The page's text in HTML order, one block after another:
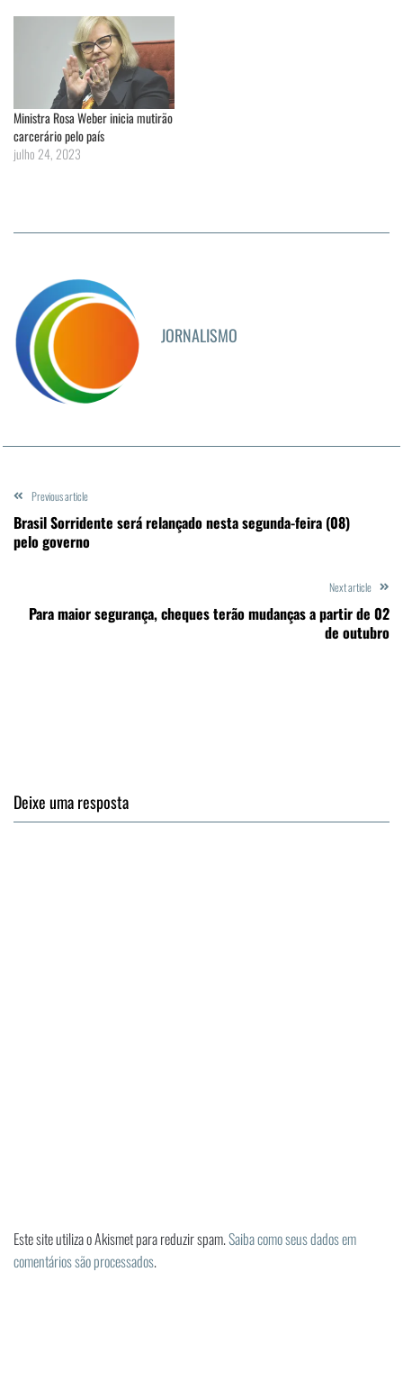
Ministra Rosa Weber inicia mutirão
carcerário pelo país
julho 24, 2023
JORNALISMO
Previous article
Brasil Sorridente será relançado nesta segunda-feira (08)
pelo governo
Next article
Para maior segurança, cheques terão mudanças a partir de 02
de outubro
Deixe uma resposta
Este site utiliza o Akismet para reduzir spam.Saiba como seus dados em
comentários são processados.